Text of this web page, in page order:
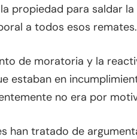
propiedad para saldar
a todos esos remates.
de moratoria y la
estaban en
no era por
han tratado de